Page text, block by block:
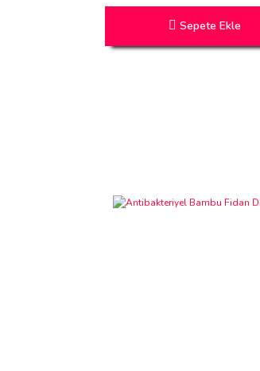
Sepete Ekle